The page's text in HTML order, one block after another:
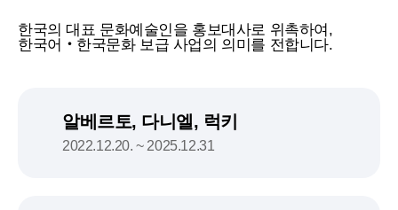
한국의 대표 문화예술인을 홍보대사로 위촉하여,
한국어‧한국문화 보급 사업의 의미를 전합니다.
알베르토, 다니엘, 럭키
2022.12.20. ~ 2025.12.31